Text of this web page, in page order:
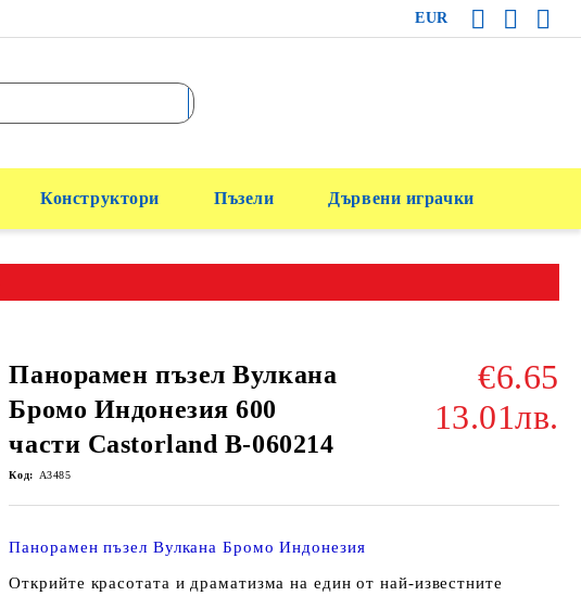
EUR
Конструктори Пъзели Дървени играчки
Панорамен пъзел Вулкана
Бромо Индонезия 600
части Castorland B-060214
€6.65
13.01лв.
Код: A3485
Панорамен пъзел Вулкана Бромо Индонезия
Открийте красотата и драматизма на един от най‑известните